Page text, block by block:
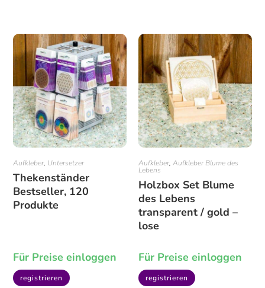
Aufkleber, Untersetzer
Thekenständer
Bestseller, 120
Produkte
Für Preise einloggen
registrieren
Aufkleber, Aufkleber Blume des
Lebens
Holzbox Set Blume
des Lebens
transparent / gold –
lose
Für Preise einloggen
registrieren